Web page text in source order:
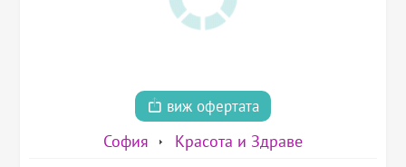
виж офертата
София Красота и Здраве